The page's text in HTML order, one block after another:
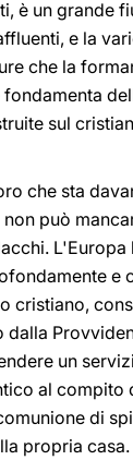
è un grande
e la
che la
sul
che sta
può
L'Europa
e
cristiano,
dalla
un
al compito
di
propria